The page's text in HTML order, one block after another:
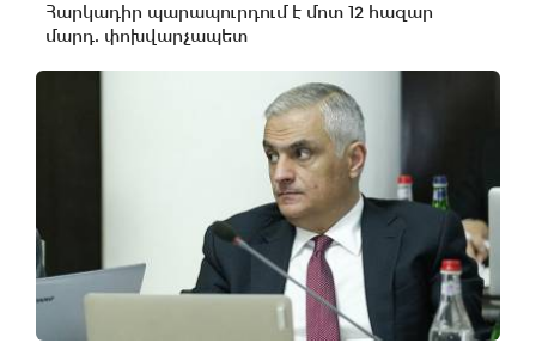
Հարկադիր պարապուրդում է մոտ 12 հազար
մարդ. փոխվարչապետ